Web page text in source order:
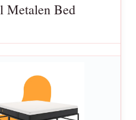
Metalen Bed